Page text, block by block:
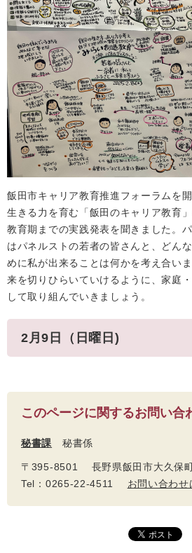
飯田市キャリア教育推進フォーラムを
生きる力を育む「飯田のキャリア教育
教育期までの実践発表を聞きました。
はパネルストの若者の皆さんと、どん
めに私が出来ることは何かを考え合い
来を切りひらいていけるように、家庭
して取り組んでいきましょう。
2月9日（日曜日)
このページに関するお問い合
秘書課 秘書係
〒395-8501 長野県飯田市大久保
Tel：0265-22-4511 お問い合わせ